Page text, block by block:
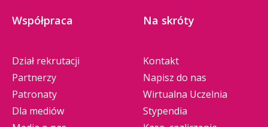
Współpraca
Dział rekrutacji
Partnerzy
Patronaty
Dla mediów
Na skróty
Kontakt
Napisz do nas
Wirtualna Uczelnia
Stypendia